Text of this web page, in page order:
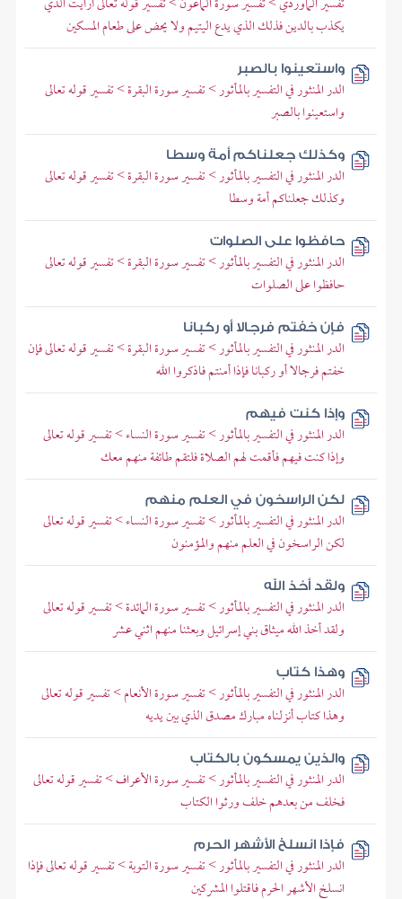
يكذب بالدين فذلك الذي يدع اليتيم ولا يحض على طعام المسكين
واستعينوا بالصبر
الدر المنثور في التفسير بالمأثور > تفسير سورة البقرة > تفسير قوله تعالى
واستعينوا بالصبر
وكذلك جعلناكم أمة وسطا
الدر المنثور في التفسير بالمأثور > تفسير سورة البقرة > تفسير قوله تعالى
وكذلك جعلناكم أمة وسطا
حافظوا على الصلوات
الدر المنثور في التفسير بالمأثور > تفسير سورة البقرة > تفسير قوله تعالى
حافظوا على الصلوات
فإن خفتم فرجالا أو ركبانا
الدر المنثور في التفسير بالمأثور > تفسير سورة البقرة > تفسير قوله تعالى فإن
خفتم فرجالا أو ركبانا فإذا أمنتم فاذكروا الله
وإذا كنت فيهم
الدر المنثور في التفسير بالمأثور > تفسير سورة النساء > تفسير قوله تعالى
وإذا كنت فيهم فأقمت لهم الصلاة فلتقم طائفة منهم معك
لكن الراسخون في العلم منهم
الدر المنثور في التفسير بالمأثور > تفسير سورة النساء > تفسير قوله تعالى
لكن الراسخون في العلم منهم والمؤمنون
ولقد أخذ الله
الدر المنثور في التفسير بالمأثور > تفسير سورة المائدة > تفسير قوله تعالى
ولقد أخذ الله ميثاق بني إسرائيل وبعثنا منهم اثني عشر
وهذا كتاب
الدر المنثور في التفسير بالمأثور > تفسير سورة الأنعام > تفسير قوله تعالى
وهذا كتاب أنزلناه مبارك مصدق الذي بين يديه
والذين يمسكون بالكتاب
الدر المنثور في التفسير بالمأثور > تفسير سورة الأعراف > تفسير قوله تعالى
فخلف من بعدهم خلف ورثوا الكتاب
فإذا انسلخ الأشهر الحرم
الدر المنثور في التفسير بالمأثور > تفسير سورة التوبة > تفسير قوله تعالى فإذا
انسلخ الأشهر الحرم فاقتلوا المشركين